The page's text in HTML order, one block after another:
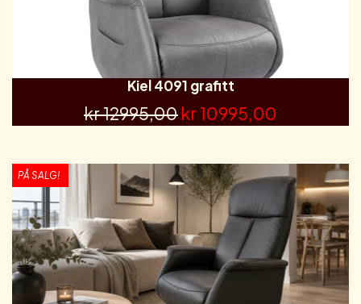
Kiel 4091 grafitt
kr 12995,00kr 10995,00
PÅ SALG!